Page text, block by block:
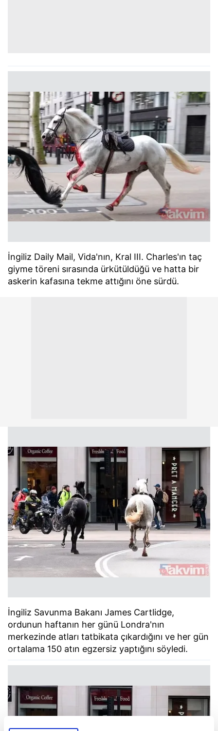
İngiliz Daily Mail, Vida'nın, Kral III. Charles'ın taç
giyme töreni sırasında ürkütüldüğü ve hatta bir
askerin kafasına tekme attığını öne sürdü.
İngiliz Savunma Bakanı James Cartlidge,
ordunun haftanın her günü Londra'nın
merkezinde atları tatbikata çıkardığını ve her gün
ortalama 150 atın egzersiz yaptığını söyledi.